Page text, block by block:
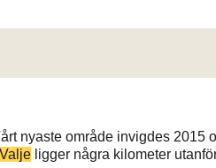
nyaste område invigdes 2015
Valje ligger några kilometer